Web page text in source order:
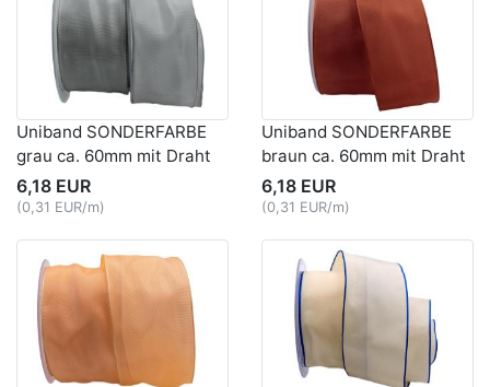
Uniband SONDERFARBE
grau ca. 60mm mit Draht
6,18 EUR
(0,31 EUR/m)
Uniband SONDERFARBE
braun ca. 60mm mit Draht
6,18 EUR
(0,31 EUR/m)